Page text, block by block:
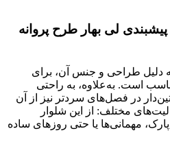
پیشبندی لی بهار طرح پروانه
دلیل طراحی و جنس آن، برای
است. به‌علاوه، به راحتی
در فصل‌های سردتر نیز از آن
مختلف: از این شلوار
مهمانی‌ها یا حتی روزهای ساده